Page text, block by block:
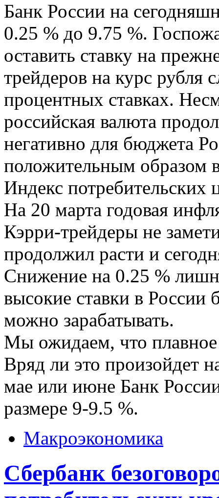
Банк России на
0.25 % до 9.75 %.
оставить ставку на
трейдеров на курс рубля
процентных ставках.
российская валюта
негативно для бюджета
положительным образом
Индекс
На 20 марта годовая
Кэрри-трейдеры не
продолжил расти и
Снижение на 0.25 %
высокие ставки в России
можно зарабатывать.
Мы ожидаем, что плавное
Вряд ли это произойдет
мае или июне Банк
размере 9-9.5 %.
Макроэкономика
Сбербанк